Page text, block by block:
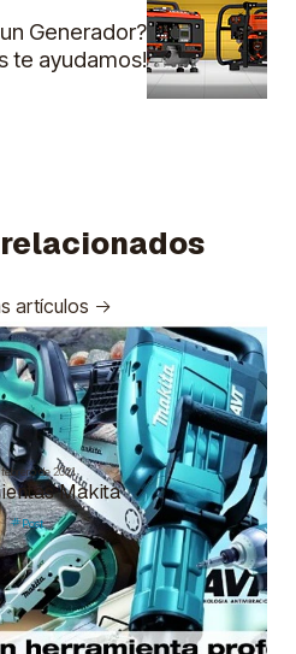
Generador?
te ayudamos!
artículos
de 2021
Makita
Post